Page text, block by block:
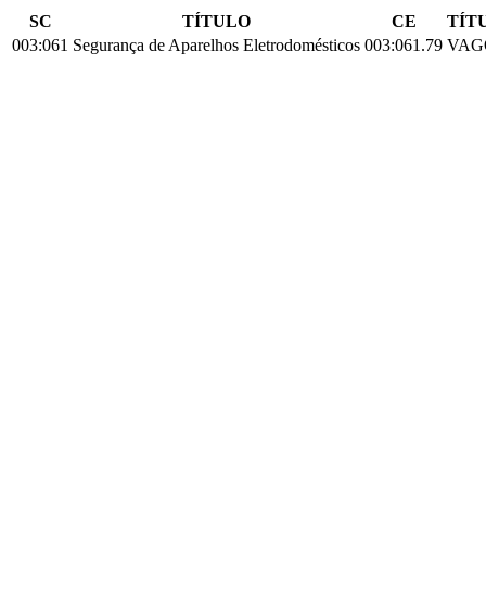
SC TÍTULO CE
003:061 Segurança de Aparelhos Eletrodomésticos 003:061.79